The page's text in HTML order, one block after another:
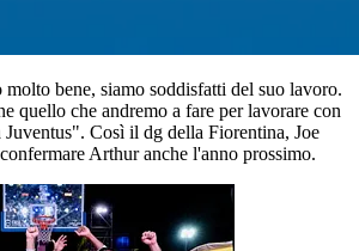
molto bene, siamo soddisfatti del suo lavoro.
quello che andremo a fare per lavorare con
Juventus". Così il dg della Fiorentina, Joe
Arthur anche l'anno prossimo.